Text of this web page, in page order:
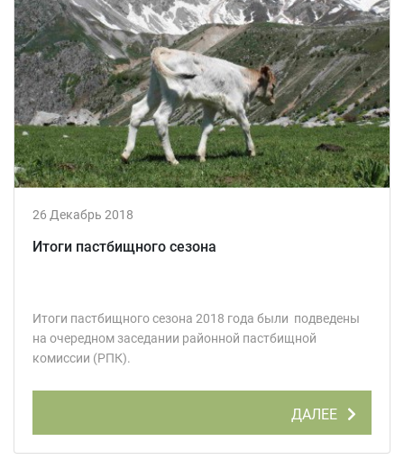
26 Декабрь 2018
Итоги пастбищного сезона
Итоги пастбищного сезона 2018 года были подведены
на очередном заседании районной пастбищной
комиссии (РПК).
ДАЛЕЕ